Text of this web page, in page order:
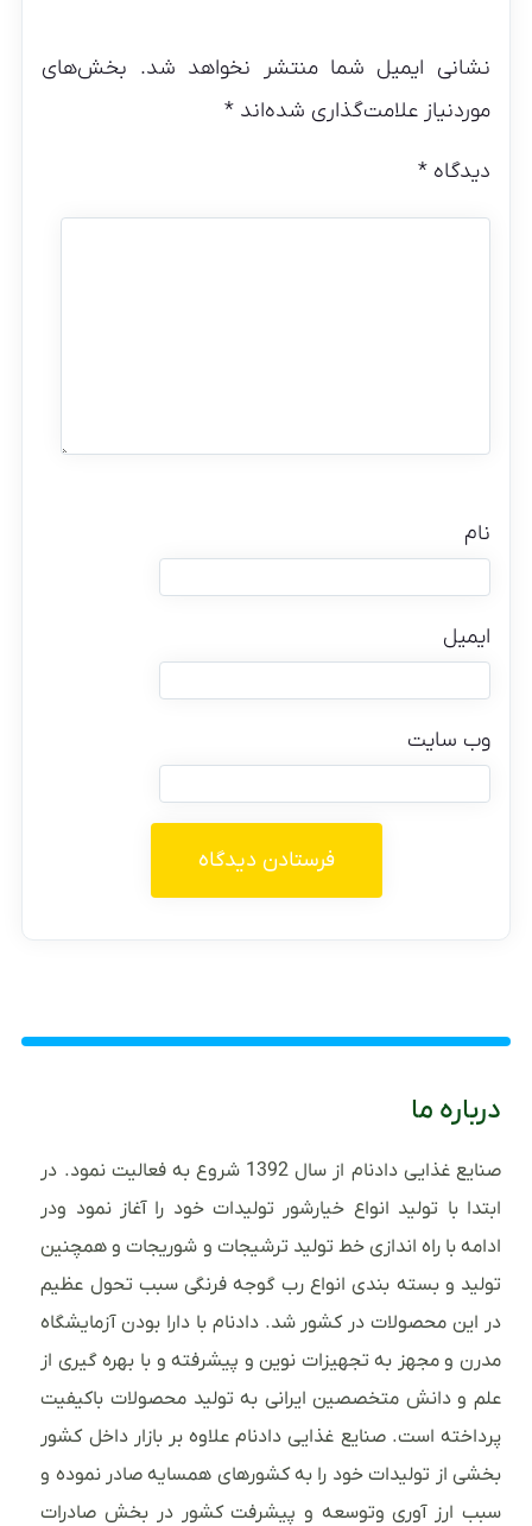
نشانی ایمیل شما منتشر نخواهد شد. بخش‌های
موردنیاز علامت‌گذاری شده‌اند*
دیدگاه*
نام
ایمیل
وب‌ سایت
درباره ما
صنایع غذایی دادنام از سال 1392 شروع به فعالیت نمود. در
ابتدا با تولید انواع خیارشور تولیدات خود را آغاز نمود ودر
ادامه با راه اندازی خط تولید ترشیجات و شوریجات و همچنین
تولید و بسته بندی انواع رب گوجه فرنگی سبب تحول عظیم
در این محصولات در کشور شد. دادنام با دارا بودن آزمایشگاه
مدرن و مجهز به تجهیزات نوین و پیشرفته و با بهره گیری از
علم و دانش متخصصین ایرانی به تولید محصولات باکیفیت
پرداخته است. صنایع غذایی دادنام علاوه بر بازار داخل کشور
بخشی از تولیدات خود را به کشورهای همسایه صادر نموده و
سبب ارز آوری وتوسعه و پیشرفت کشور در بخش صادرات